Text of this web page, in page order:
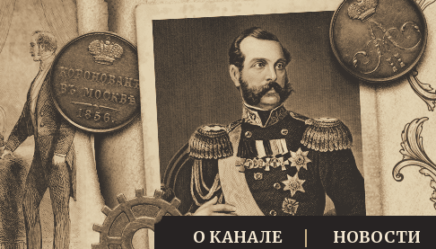
О КАНАЛЕ НОВОСТИ